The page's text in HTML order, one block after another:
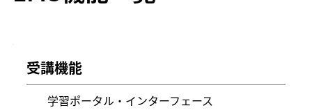
受講機能
学習ポータル・インターフェース